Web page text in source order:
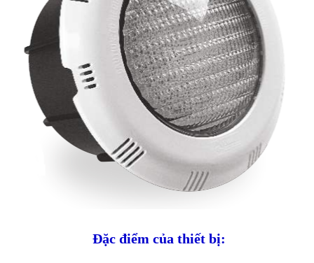
Đặc điểm của thiết bị: